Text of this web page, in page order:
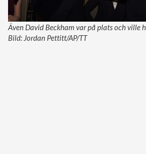
Även David Beckham var på plats och ville
Bild: Jordan Pettitt/AP/TT